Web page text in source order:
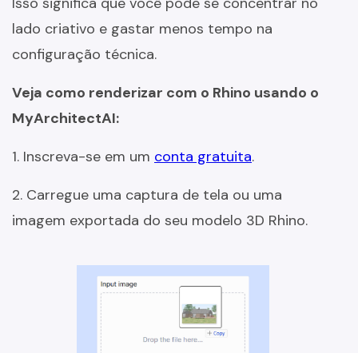
lado criativo e gastar menos tempo na
configuração técnica.
Veja como renderizar com o Rhino usando o
MyArchitectAI:
1. Inscreva-se em um conta gratuita.
2. Carregue uma captura de tela ou uma
imagem exportada do seu modelo 3D Rhino.